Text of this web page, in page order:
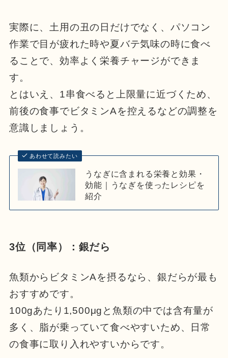
実際に、土用の丑の日だけでなく、パソコン
作業で目が疲れた時や夏バテ気味の時に食べ
ることで、効率よく栄養チャージができま
す。
とはいえ、1串食べると上限量に近づくため、
前後の食事でビタミンAを控えるなどの調整を
意識しましょう。
あわせて読みたい
うなぎに含まれる栄養と効果・
効能｜うなぎを使ったレシピを
紹介
3位（同率）：銀だら
魚類からビタミンAを摂るなら、銀だらが最も
おすすめです。
100gあたり1,500μgと魚類の中では含有量が
多く、脂が乗っていて食べやすいため、日常
の食事に取り入れやすいからです。